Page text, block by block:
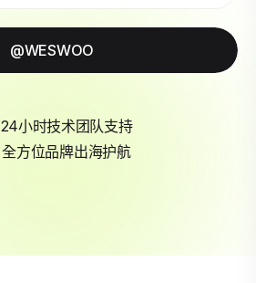
@WESWOO
24小时技术团队支持
全方位品牌出海护航